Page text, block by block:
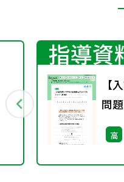
指導資
【
問
（
高